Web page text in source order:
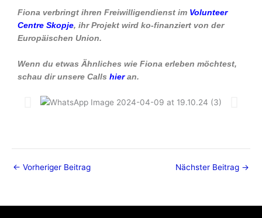
Fiona verbringt ihren Freiwilligendienst im Volunteer
Centre Skopje, ihr Projekt wird ko-finanziert von der
Europäischen Union.
Wenn du etwas Ähnliches wie Fiona erleben möchtest,
schau dir unsere Calls hieran.
← Vorheriger Beitrag Nächster Beitrag →